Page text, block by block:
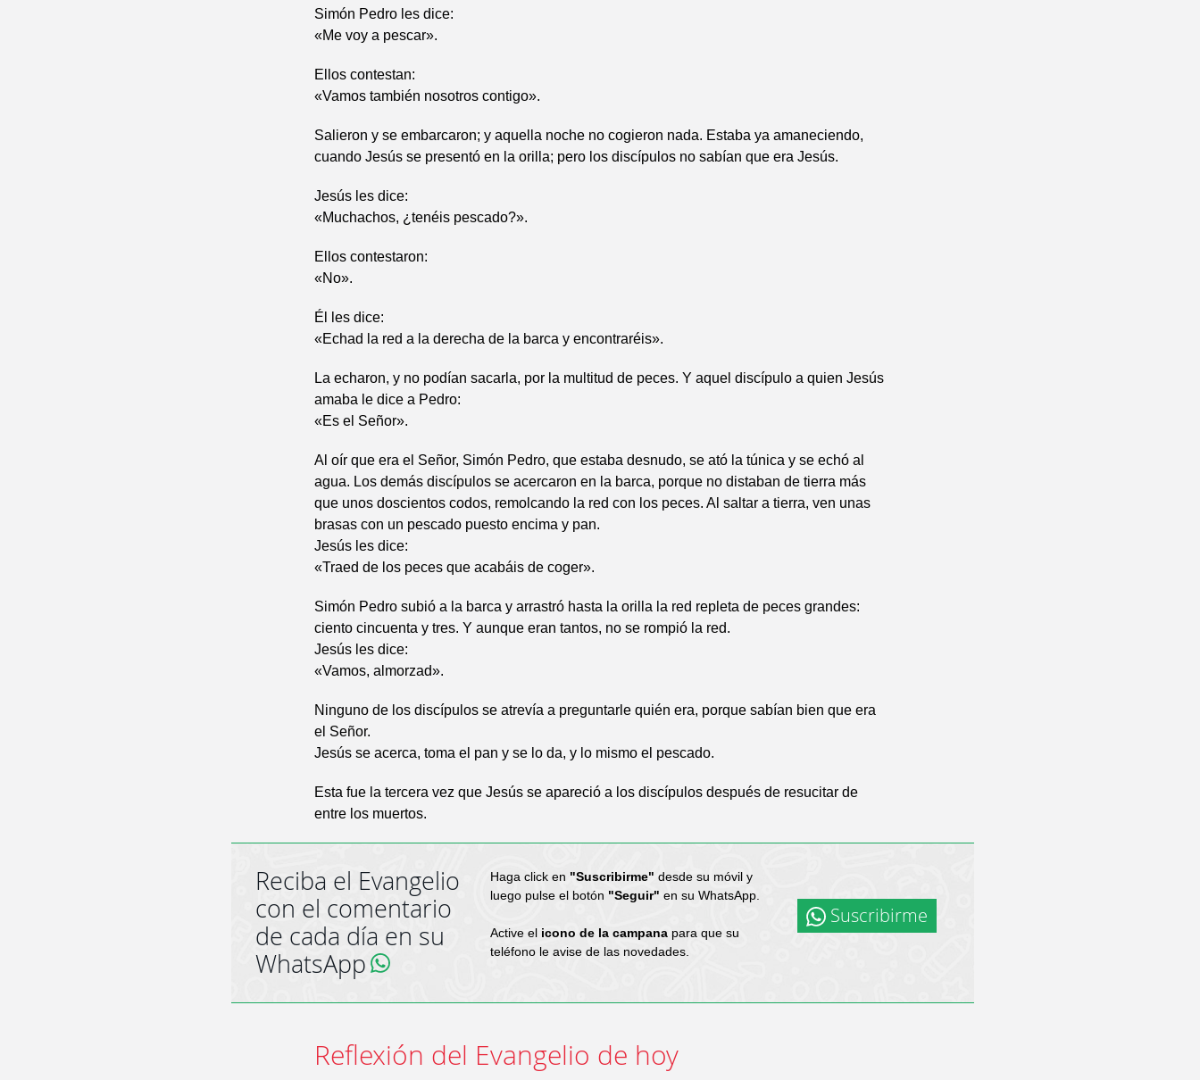
Simón Pedro les dice:
«Me voy a pescar».
Ellos contestan:
«Vamos también nosotros contigo».
Salieron y se embarcaron; y aquella noche no cogieron nada. Estaba ya amaneciendo,
cuando Jesús se presentó en la orilla; pero los discípulos no sabían que era Jesús.
Jesús les dice:
«Muchachos, ¿tenéis pescado?».
Ellos contestaron:
«No».
Él les dice:
«Echad la red a la derecha de la barca y encontraréis».
La echaron, y no podían sacarla, por la multitud de peces. Y aquel discípulo a quien Jesús
amaba le dice a Pedro:
«Es el Señor».
Al oír que era el Señor, Simón Pedro, que estaba desnudo, se ató la túnica y se echó al
agua. Los demás discípulos se acercaron en la barca, porque no distaban de tierra más
que unos doscientos codos, remolcando la red con los peces. Al saltar a tierra, ven unas
brasas con un pescado puesto encima y pan.
Jesús les dice:
«Traed de los peces que acabáis de coger».
Simón Pedro subió a la barca y arrastró hasta la orilla la red repleta de peces grandes:
ciento cincuenta y tres. Y aunque eran tantos, no se rompió la red.
Jesús les dice:
«Vamos, almorzad».
Ninguno de los discípulos se atrevía a preguntarle quién era, porque sabían bien que era
el Señor.
Jesús se acerca, toma el pan y se lo da, y lo mismo el pescado.
Esta fue la tercera vez que Jesús se apareció a los discípulos después de resucitar de
entre los muertos.
Reciba el Evangelio
con el comentario
de cada día en su
WhatsApp
Haga click en "Suscribirme" desde su móvil y
luego pulse el botón "Seguir" en su WhatsApp.
Active el icono de la campanapara que su
teléfono le avise de las novedades.
Suscribirme
Reflexión del Evangelio de hoy